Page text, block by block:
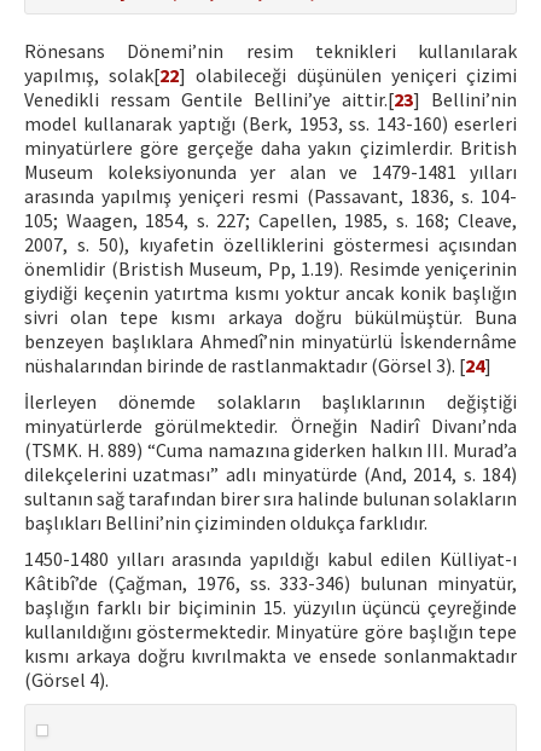
Rönesans Dönemi’nin resim teknikleri kullanılarak
yapılmış, solak[22] olabileceği düşünülen yeniçeri çizimi
Venedikli ressam Gentile Bellini’ye aittir.[23] Bellini’nin
model kullanarak yaptığı (Berk, 1953, ss. 143-160) eserleri
minyatürlere göre gerçeğe daha yakın çizimlerdir. British
Museum koleksiyonunda yer alan ve 1479-1481 yılları
arasında yapılmış yeniçeri resmi (Passavant, 1836, s. 104-
105; Waagen, 1854, s. 227; Capellen, 1985, s. 168; Cleave,
2007, s. 50), kıyafetin özelliklerini göstermesi açısından
önemlidir (Bristish Museum, Pp, 1.19). Resimde yeniçerinin
giydiği keçenin yatırtma kısmı yoktur ancak konik başlığın
sivri olan tepe kısmı arkaya doğru bükülmüştür. Buna
benzeyen başlıklara Ahmedî’nin minyatürlü İskendernâme
nüshalarından birinde de rastlanmaktadır (Görsel 3). [24]
İlerleyen dönemde solakların başlıklarının değiştiği
minyatürlerde görülmektedir. Örneğin Nadirî Divanı’nda
(TSMK. H. 889) “Cuma namazına giderken halkın III. Murad’a
dilekçelerini uzatması” adlı minyatürde (And, 2014, s. 184)
sultanın sağ tarafından birer sıra halinde bulunan solakların
başlıkları Bellini’nin çiziminden oldukça farklıdır.
1450-1480 yılları arasında yapıldığı kabul edilen Külliyat-ı
Kâtibî’de (Çağman, 1976, ss. 333-346) bulunan minyatür,
başlığın farklı bir biçiminin 15. yüzyılın üçüncü çeyreğinde
kullanıldığını göstermektedir. Minyatüre göre başlığın tepe
kısmı arkaya doğru kıvrılmakta ve ensede sonlanmaktadır
(Görsel 4).